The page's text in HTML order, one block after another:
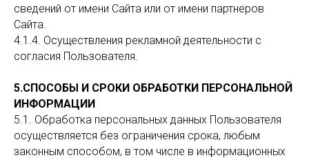
сведений от имени Сайта или от имени партнеров
Сайта.
4.1.4. Осуществления рекламной деятельности с
согласия Пользователя.
5.СПОСОБЫ И СРОКИ ОБРАБОТКИ ПЕРСОНАЛЬНОЙ
ИНФОРМАЦИИ
5.1. Обработка персональных данных Пользователя
осуществляется без ограничения срока, любым
законным способом, в том числе в информационных